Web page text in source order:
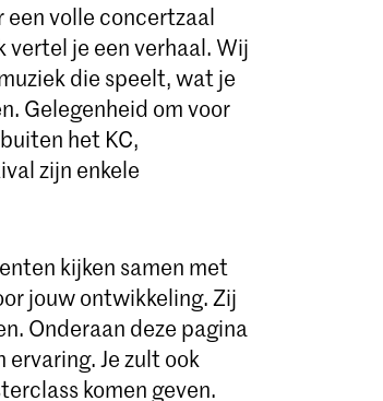
een volle concertzaal
je een verhaal. Wij
die speelt, wat je
Gelegenheid om voor
het KC,
zijn enkele
kijken samen met
jouw ontwikkeling. Zij
Onderaan deze pagina
Je zult ook
komen geven.